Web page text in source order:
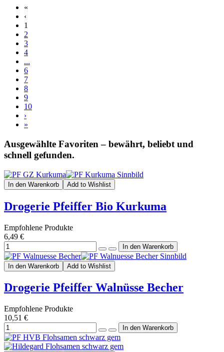
«
‹
1
2
3
4
...
6
7
8
9
10
›
»
Ausgewählte Favoriten – bewährt, beliebt und
schnell gefunden.
In den Warenkorb Add to Wishlist
Drogerie Pfeiffer Bio Kurkuma
Empfohlene Produkte
6,49 €
In den Warenkorb Add to Wishlist
Drogerie Pfeiffer Walnüsse Becher
Empfohlene Produkte
10,51 €